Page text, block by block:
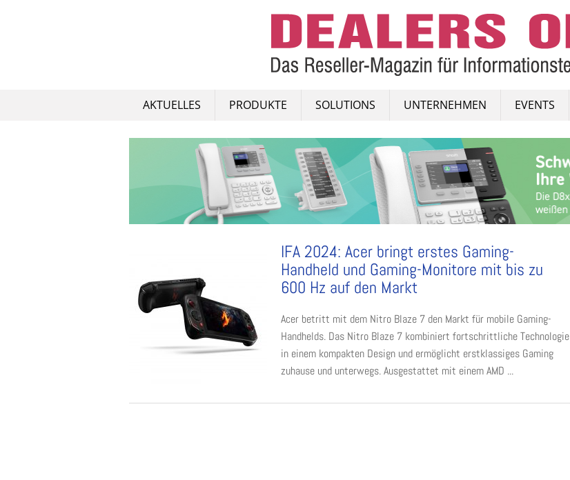
AKTUELLES PRODUKTE SOLUTIONS UNTERNEHMEN EVENTS
IFA 2024: Acer bringt erstes Gaming-
Handheld und Gaming-Monitore mit bis zu
600 Hz auf den Markt
Acer betritt mit dem Nitro Blaze 7 den Markt für mobile Gaming-
Handhelds. Das Nitro Blaze 7 kombiniert fortschrittliche Technologie
in einem kompakten Design und ermöglicht erstklassiges Gaming
zuhause und unterwegs. Ausgestattet mit einem AMD ...